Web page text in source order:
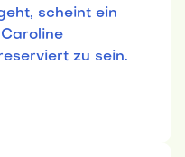
scheint ein
zu sein.